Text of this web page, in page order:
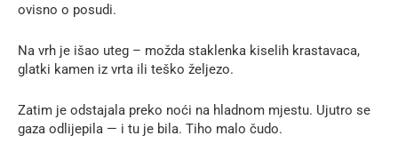
ovisno o posudi.
Na vrh je išao uteg – možda staklenka kiselih krastavaca,
glatki kamen iz vrta ili teško željezo.
Zatim je odstajala preko noći na hladnom mjestu. Ujutro se
gaza odlijepila — i tu je bila. Tiho malo čudo.